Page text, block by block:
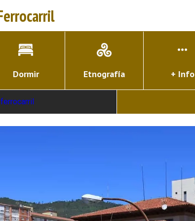
Dormir Etnografía + Info